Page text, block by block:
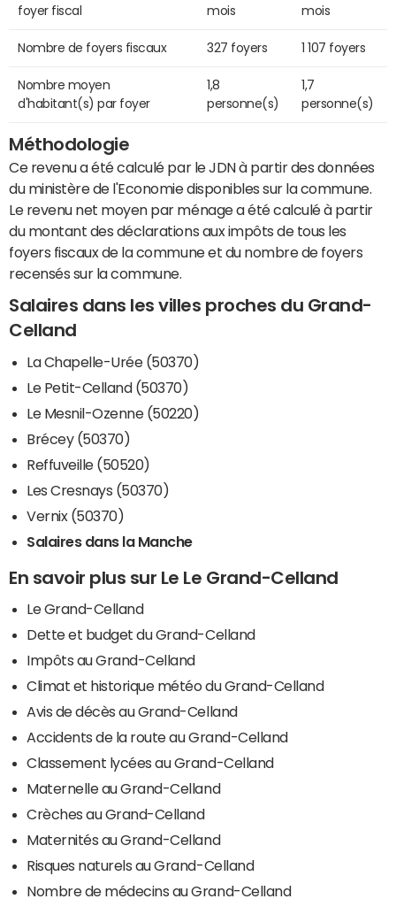
foyer fiscal
mois
mois
Nombre de foyers fiscaux 327 foyers 1 107 foyers
Nombre moyen
d'habitant(s) par foyer
1,8
personne(s)
1,7
personne(s)
Méthodologie
Ce revenu a été calculé par le JDN à partir des données
du ministère de l'Economie disponibles sur la commune.
Le revenu net moyen par ménage a été calculé à partir
du montant des déclarations aux impôts de tous les
foyers fiscaux de la commune et du nombre de foyers
recensés sur la commune.
Salaires dans les villes proches du Grand-
Celland
La Chapelle-Urée (50370)
Le Petit-Celland (50370)
Le Mesnil-Ozenne (50220)
Brécey (50370)
Reffuveille (50520)
Les Cresnays (50370)
Vernix (50370)
Salaires dans la Manche
En savoir plus sur Le Le Grand-Celland
Le Grand-Celland
Dette et budget du Grand-Celland
Impôts au Grand-Celland
Climat et historique météo du Grand-Celland
Avis de décès au Grand-Celland
Accidents de la route au Grand-Celland
Classement lycées au Grand-Celland
Maternelle au Grand-Celland
Crèches au Grand-Celland
Maternités au Grand-Celland
Risques naturels au Grand-Celland
Nombre de médecins au Grand-Celland